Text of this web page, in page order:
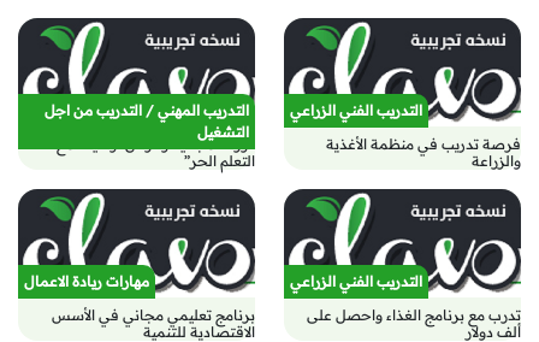
التدريب الفني الزراعي
فرصة تدريب في منظمة الأغذية
والزراعة
التدريب المهني / التدريب من اجل
التشغيل
دورات مجانية وفرص توظيف مع ”
التعلم الحر”
التدريب الفني الزراعي
تدرب مع برنامج الغذاء واحصل على
ألف دولار
مهارات ريادة الاعمال
برنامج تعليمي مجاني في الأسس
الاقتصادية للتنمية